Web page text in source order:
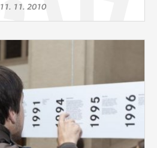
11. 11. 2010